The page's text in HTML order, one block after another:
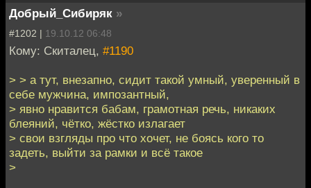
Добрый_Сибиряк »
#1202 | 19.10.12 06:48
Кому: Скиталец, #1190
> > а тут, внезапно, сидит такой умный, уверенный в
себе мужчина, импозантный,
> явно нравится бабам, грамотная речь, никаких
блеяний, чётко, жёстко излагает
> свои взгляды про что хочет, не боясь кого то
задеть, выйти за рамки и всё такое
>